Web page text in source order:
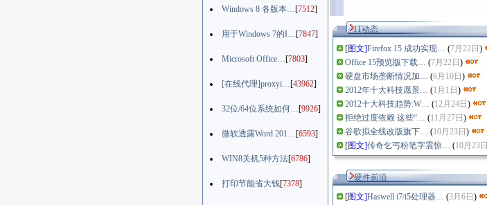
Windows 8 各版本…[7512]
用于Windows 7的I…[7847]
Microsoft Office…[7803]
[在线代理]proxyi…[43962]
32位/64位系统如何…[9926]
微软透露Word 201…[6593]
WIN8关机5种方法[6786]
打印节能省大钱[7378]
IT动态
[图文]Firefox 15 成功实现… (7月22日 )
Office 15预览版下载… (7月22日 )
硬盘市场垄断情况加… (6月10日 )
2012年十大科技愿景… (1月1日 )
2012十大科技趋势:W… (12月24日 )
拒绝过度依赖 这些“… (11月27日 )
谷歌拟全线改版旗下… (10月23日 )
[图文]传奇乞丐粉笔字震惊… (10月23日
硬件前沿
[图文]Haswell i7/i5处理器… (3月6日 )